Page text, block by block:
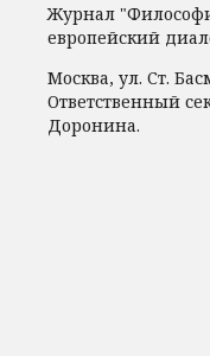
Журнал
европейский
Москва, ул. Ст.
Ответственный
Доронина.